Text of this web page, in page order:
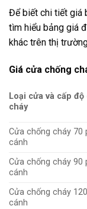
Để biết chi tiết giá
tìm hiểu bảng giá
khác trên thị
Giá cửa chống
Loại cửa và cấp độ
cháy
Cửa chống cháy 70
cánh
Cửa chống cháy 90
cánh
Cửa chống cháy
cánh